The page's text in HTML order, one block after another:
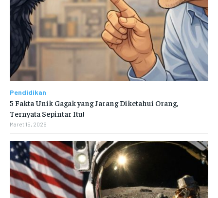
Pendidikan
5 Fakta Unik Gagak yang Jarang Diketahui Orang,
Ternyata Sepintar Itu!
Maret 15, 2026